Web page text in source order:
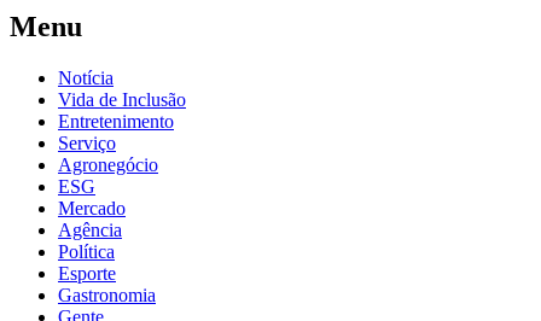
Menu
Notícia
Vida de Inclusão
Entretenimento
Serviço
Agronegócio
ESG
Mercado
Agência
Política
Esporte
Gastronomia